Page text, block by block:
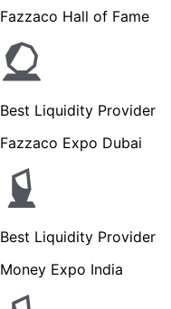
Fazzaco Hall of Fame
Best Liquidity Provider
Fazzaco Expo Dubai
Best Liquidity Provider
Money Expo India